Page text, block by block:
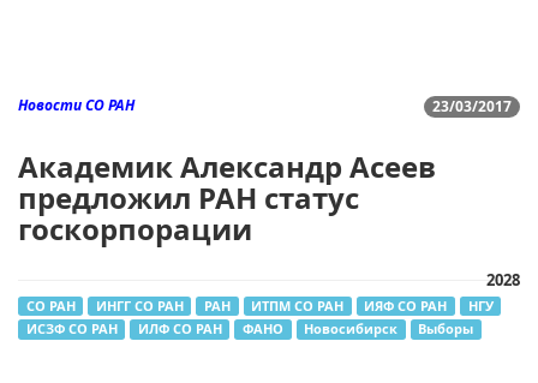
23/03/2017
Новости СО РАН
Академик Александр Асеев
предложил РАН статус
госкорпорации
2028
СО РАН ИНГГ СО РАН РАН ИТПМ СО РАН ИЯФ СО РАН
НГУ
ИСЗФ СО РАН
ИЛФ СО РАН ФАНО Новосибирск Выборы